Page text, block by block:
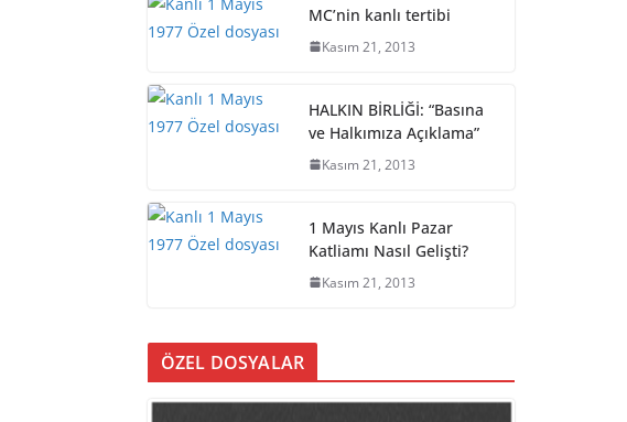
MC’nin kanlı tertibi
Kasım 21, 2013
HALKIN BİRLİĞİ: “Basına
ve Halkımıza Açıklama”
Kasım 21, 2013
1 Mayıs Kanlı Pazar
Katliamı Nasıl Gelişti?
Kasım 21, 2013
ÖZEL DOSYALAR